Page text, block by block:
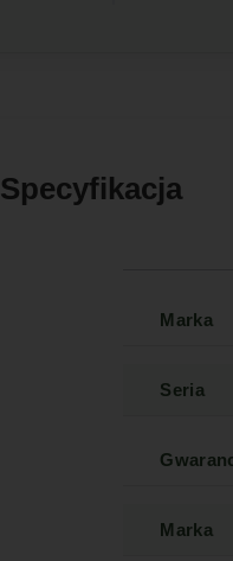
Specyfikacja
Marka
Seria
Marka